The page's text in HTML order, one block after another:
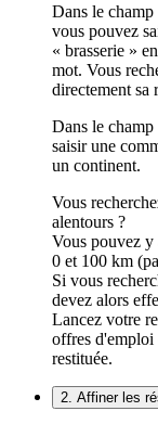
Dans le
vous pouvez
« brasserie »
mot. Vous
directement sa
Dans le
saisir une
un continent.
Vous
alentours ?
Vous pouvez y
0 et 100 km
Si vous
devez alors
Lancez votre
offres d'emploi
restituée.
2. Affiner les